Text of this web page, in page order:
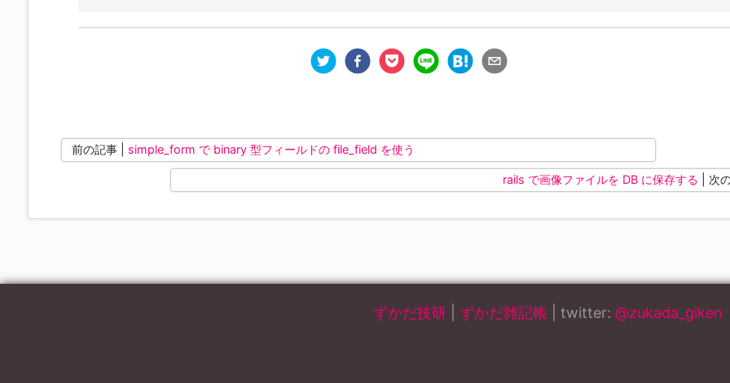
前の記事 | simple_form で binary 型フィールドの file_field を使う
rails で画像ファイルを DB に保存する | 次
ずかだ技研| ずかだ雑記帳 | twitter: @zukada_giken